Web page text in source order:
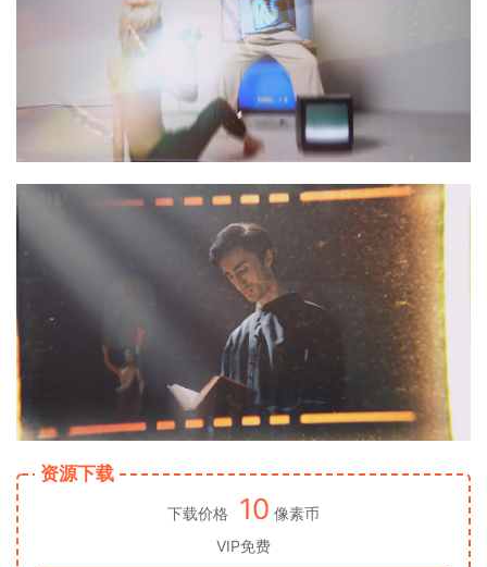
资源下载
下载价格 10 像素币
VIP免费